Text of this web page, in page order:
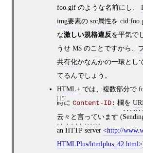
foo.gif のような名前にし、
img要素の src属性を
な激しい規格違反を平気で
うせ M$ のことですから、
共有化かなんかの一環とし
てるんでしょう。
[15]
HTML+では、複数部分で
時に Content-ID: 欄を
云々と言っています (
an HTTP server
http://
HTMLPlus/htmlplus_42.html